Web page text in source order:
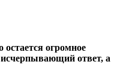
огромное
ответ, а